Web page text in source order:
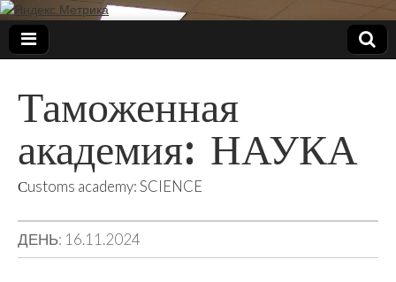
Таможенная
академия: НАУКА
Сustoms academy: SCIENCE
ДЕНЬ: 16.11.2024